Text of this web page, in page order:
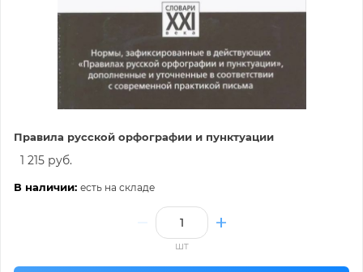
Правила русской орфографии и пунктуации
1 215 руб.
В наличии: есть на складе
шт